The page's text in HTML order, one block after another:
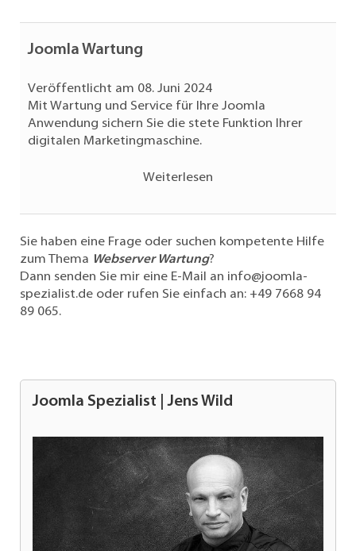
Joomla Wartung
Veröffentlicht am 08. Juni 2024
Mit Wartung und Service für Ihre Joomla
Anwendung sichern Sie die stete Funktion Ihrer
digitalen Marketingmaschine.
Weiterlesen
Sie haben eine Frage oder suchen kompetente Hilfe
zum Thema
Webserver Wartung?
Dann senden Sie mir eine E-Mail an info@joomla-
spezialist.de oder rufen Sie einfach an: +49 7668 94
89 065.
Joomla Spezialist | Jens Wild